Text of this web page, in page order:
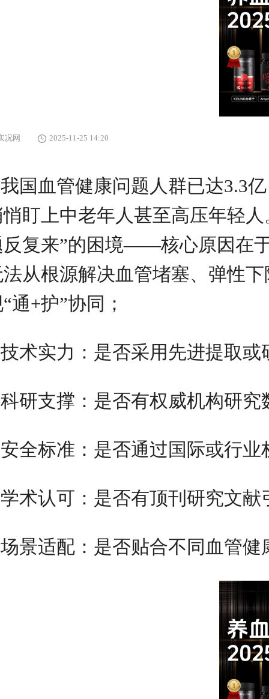
况网 2025-11-25 14:20
我国血管健康问题人群已达3.3
盯上中老年人甚至高压年轻
复来”的困境——核心原因在
从根源解决血管堵塞、弹性
通+护”协同；
技术实力：是否采用先进提取
科研支撑：是否有权威机构研
安全标准：是否通过国际或行
学术认可：是否有顶刊研究文
场景适配：是否贴合不同血管